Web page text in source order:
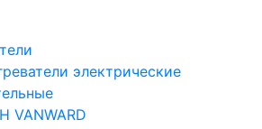
электрические
VANWARD